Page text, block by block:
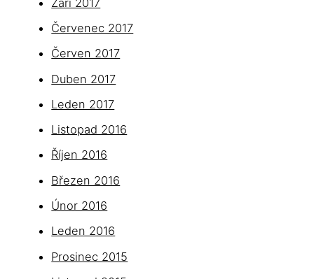
Červenec 2017
Červen 2017
Duben 2017
Leden 2017
Listopad 2016
Říjen 2016
Březen 2016
Únor 2016
Leden 2016
Prosinec 2015